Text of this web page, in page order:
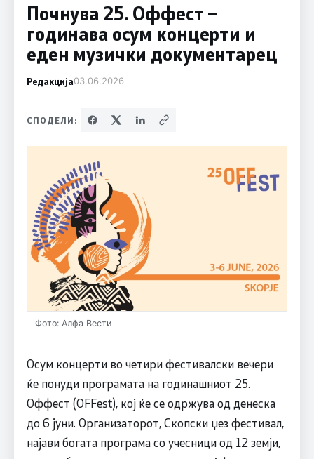
Почнува 25. Оффест –
годинава осум концерти и
еден музички документарец
Редакција03.06.2026
СПОДЕЛИ:
Фото: Алфа Вести
Осум концерти во четири фестивалски вечери
ќе понуди програмата на годинашниот 25.
Оффест (OFFest), кој ќе се одржува од денеска
до 6 јуни. Организаторот, Скопски џез фестивал,
најави богата програма со учесници од 12 земји,